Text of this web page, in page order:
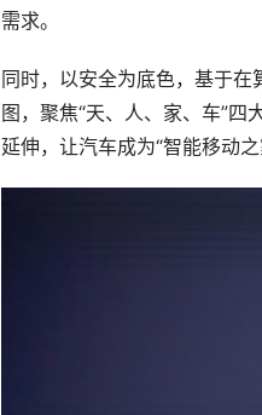
需求。
同时，以安全为底色，基于
图，聚焦“天、人、家、车”
延伸，让汽车成为“智能移动之